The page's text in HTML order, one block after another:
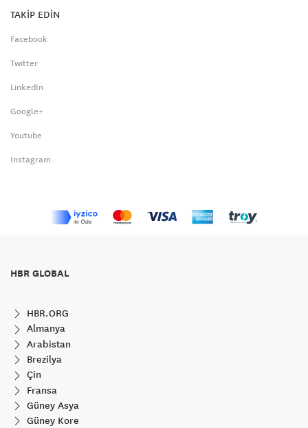
TAKİP EDİN
Facebook
Twitter
LinkedIn
Google+
Youtube
Instagram
HBR GLOBAL
HBR.ORG
Almanya
Arabistan
Brezilya
Çin
Fransa
Güney Asya
Güney Kore